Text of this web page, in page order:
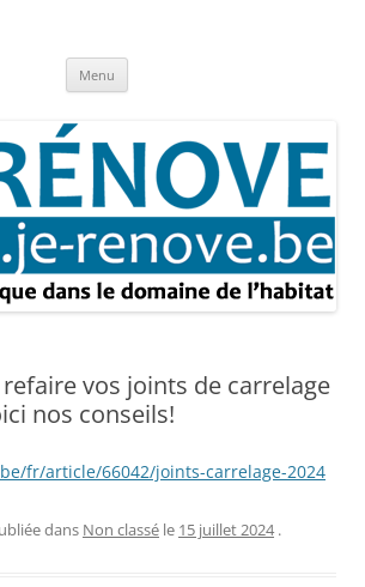
Menu
vos joints de carrelage
nos conseils!
fr/article/66042/joints-carrelage-2024
dans Non classé le 15 juillet 2024 .